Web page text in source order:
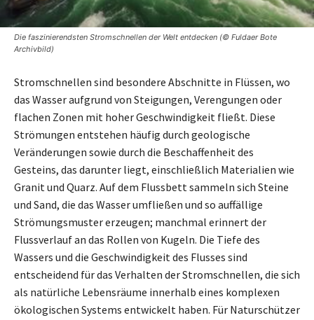
Die faszinierendsten Stromschnellen der Welt entdecken (© Fuldaer Bote
Archivbild)
Stromschnellen sind besondere Abschnitte in Flüssen, wo
das Wasser aufgrund von Steigungen, Verengungen oder
flachen Zonen mit hoher Geschwindigkeit fließt. Diese
Strömungen entstehen häufig durch geologische
Veränderungen sowie durch die Beschaffenheit des
Gesteins, das darunter liegt, einschließlich Materialien wie
Granit und Quarz. Auf dem Flussbett sammeln sich Steine
und Sand, die das Wasser umfließen und so auffällige
Strömungsmuster erzeugen; manchmal erinnert der
Flussverlauf an das Rollen von Kugeln. Die Tiefe des
Wassers und die Geschwindigkeit des Flusses sind
entscheidend für das Verhalten der Stromschnellen, die sich
als natürliche Lebensräume innerhalb eines komplexen
ökologischen Systems entwickelt haben. Für Naturschützer